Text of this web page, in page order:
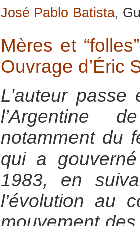
José Pablo Batista,
Mères et
Ouvrage d’Éric
L’auteur passe
l’Argentine
notamment du
qui a
1983, en
l’évolution au